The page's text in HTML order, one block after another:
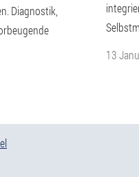
Diagnostik,
13